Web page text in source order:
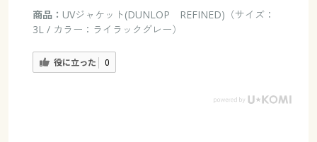
商品： UVジャケット(DUNLOP REFINED)（サイズ：
3L / カラー：ライラックグレー）
役に立った 0